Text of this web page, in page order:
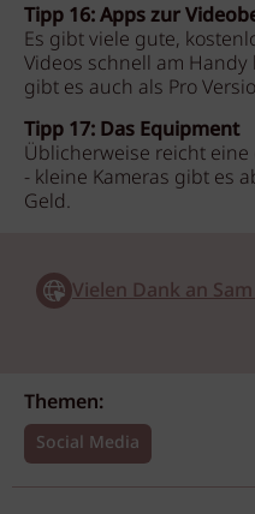
Tipp 16: Apps zur
Es gibt viele gute,
Videos schnell am
gibt es auch als Pro
Tipp 17: Das Equipment
Üblicherweise reicht
- kleine Kameras gibt es
Geld.
Vielen Dank an
Themen:
Social Media